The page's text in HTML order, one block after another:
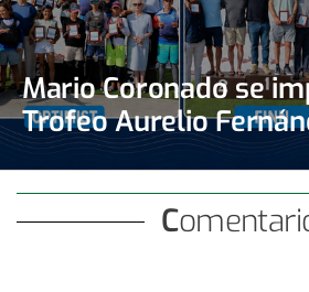
Mario Coronado se
Trofeo Aurelio